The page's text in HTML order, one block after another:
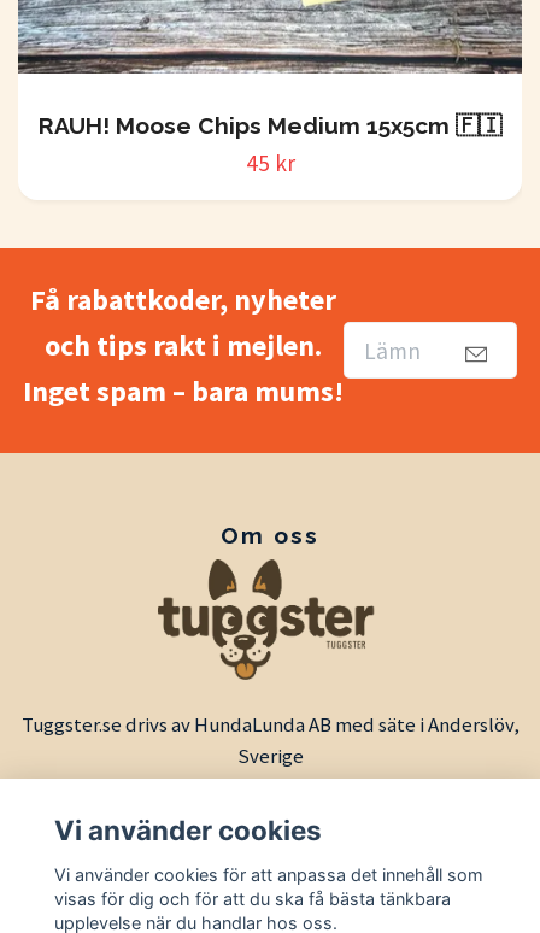
RAUH! Moose Chips Medium 15x5cm 🇫🇮
45 kr
Få rabattkoder, nyheter
och tips rakt i mejlen.
Inget spam – bara mums!
Om oss
Tuggster.se drivs av HundaLunda AB med säte i Anderslöv,
Sverige
Vi använder cookies
Vi använder cookies för att anpassa det innehåll som
visas för dig och för att du ska få bästa tänkbara
upplevelse när du handlar hos oss.